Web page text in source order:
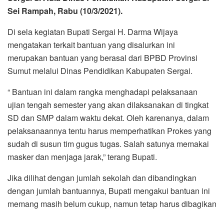
Sei Rampah, Rabu (10/3/2021).
Di sela kegiatan Bupati Sergai H. Darma Wijaya
mengatakan terkait bantuan yang disalurkan ini
merupakan bantuan yang berasal dari BPBD Provinsi
Sumut melalui Dinas Pendidikan Kabupaten Sergai.
“ Bantuan ini dalam rangka menghadapi pelaksanaan
ujian tengah semester yang akan dilaksanakan di tingkat
SD dan SMP dalam waktu dekat. Oleh karenanya, dalam
pelaksanaannya tentu harus memperhatikan Prokes yang
sudah di susun tim gugus tugas. Salah satunya memakai
masker dan menjaga jarak,” terang Bupati.
Jika dilihat dengan jumlah sekolah dan dibandingkan
dengan jumlah bantuannya, Bupati mengakui bantuan ini
memang masih belum cukup, namun tetap harus dibagikan